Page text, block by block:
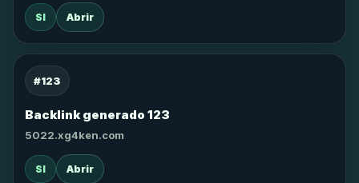
SI Abrir
#123
Backlink generado 123
5022.xg4ken.com
SI Abrir